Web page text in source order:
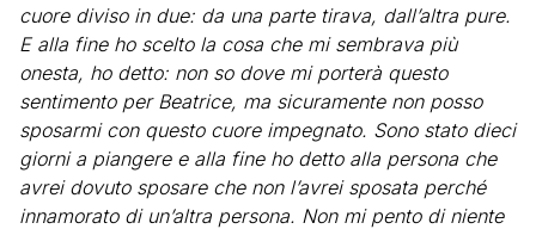
cuore diviso in due: da una parte tirava, dall’altra pure.
E alla fine ho scelto la cosa che mi sembrava più
onesta, ho detto: non so dove mi porterà questo
sentimento per Beatrice, ma sicuramente non posso
sposarmi con questo cuore impegnato. Sono stato dieci
giorni a piangere e alla fine ho detto alla persona che
avrei dovuto sposare che non l’avrei sposata perché
innamorato di un’altra persona. Non mi pento di niente